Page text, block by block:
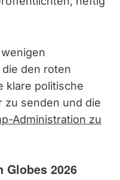
den roten
klare politische
zu senden und die
Administration zu
Globes 2026